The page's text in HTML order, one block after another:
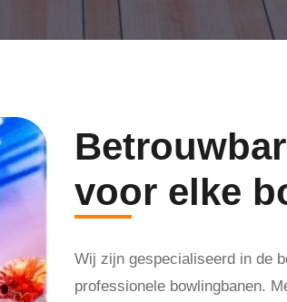
voor elke
Wij zijn gespecialiseerd in de
professionele bowlingbanen.